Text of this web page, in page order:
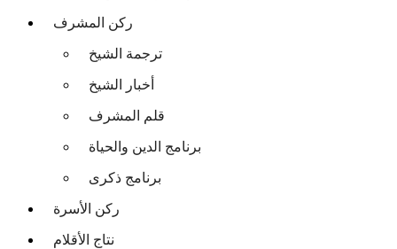
ركن المشرف
ترجمة الشيخ
أخبار الشيخ
قلم المشرف
برنامج الدين والحياة
برنامج ذكرى
ركن الأسرة
نتاج الأقلام